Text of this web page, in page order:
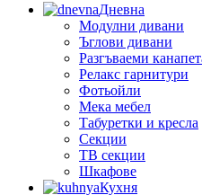
Дневна
Модулни дивани
Ъглови дивани
Разгъваеми
Релакс гарнитури
Фотьойли
Мека мебел
Табуретки и кресла
Секции
ТВ секции
Шкафове
Кухня